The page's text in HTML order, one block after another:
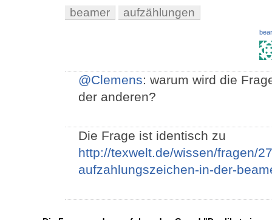
beamer aufzählungen
@Clemens: warum wird die
der anderen?
Die Frage ist identisch zu
http://texwelt.de/wissen/fragen/
aufzahlungszeichen-in-der-